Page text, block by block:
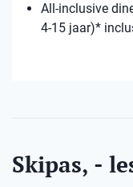
All-inclusive
4-15 jaar)*
Skipas, -